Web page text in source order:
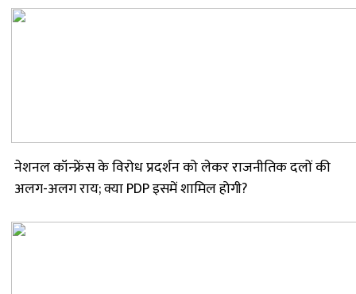
नेशनल कॉन्फ्रेंस के विरोध प्रदर्शन को लेकर राजनीतिक दलों की
अलग-अलग राय; क्या PDP इसमें शामिल होगी?